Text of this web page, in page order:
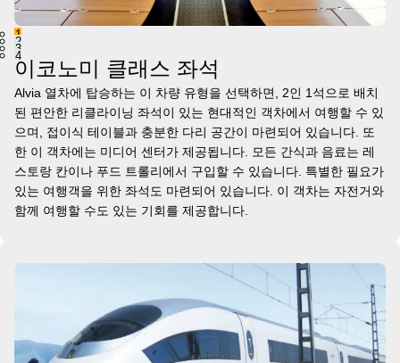
1
2
3
4
이코노미 클래스 좌석
Alvia 열차에 탑승하는 이 차량 유형을 선택하면, 2인 1석으로 배치
된 편안한 리클라이닝 좌석이 있는 현대적인 객차에서 여행할 수 있
으며, 접이식 테이블과 충분한 다리 공간이 마련되어 있습니다. 또
한 이 객차에는 미디어 센터가 제공됩니다. 모든 간식과 음료는 레
스토랑 칸이나 푸드 트롤리에서 구입할 수 있습니다. 특별한 필요가
있는 여행객을 위한 좌석도 마련되어 있습니다. 이 객차는 자전거와
함께 여행할 수도 있는 기회를 제공합니다.